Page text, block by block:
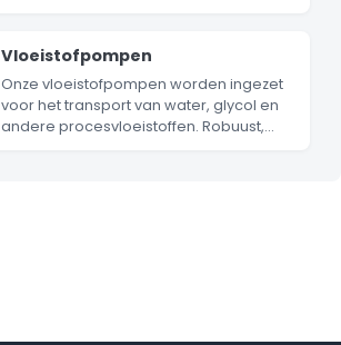
primaire en secundaire circuits.
Vloeistofpompen
Onze vloeistofpompen worden ingezet
voor het transport van water, glycol en
andere procesvloeistoffen. Robuust,